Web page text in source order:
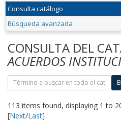
Consulta catálogo
Búsqueda avanzada
CONSULTA DEL
ACUERDOS
113 items found, displaying 1 to
[Next/Last]